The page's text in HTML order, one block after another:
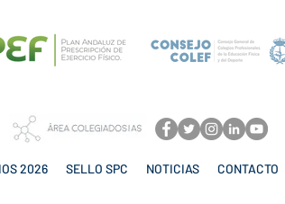
2026 SELLO SPC NOTICIAS CONTACTO